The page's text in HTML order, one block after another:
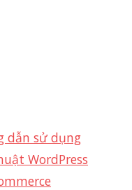
dẫn sử dụng
WordPress